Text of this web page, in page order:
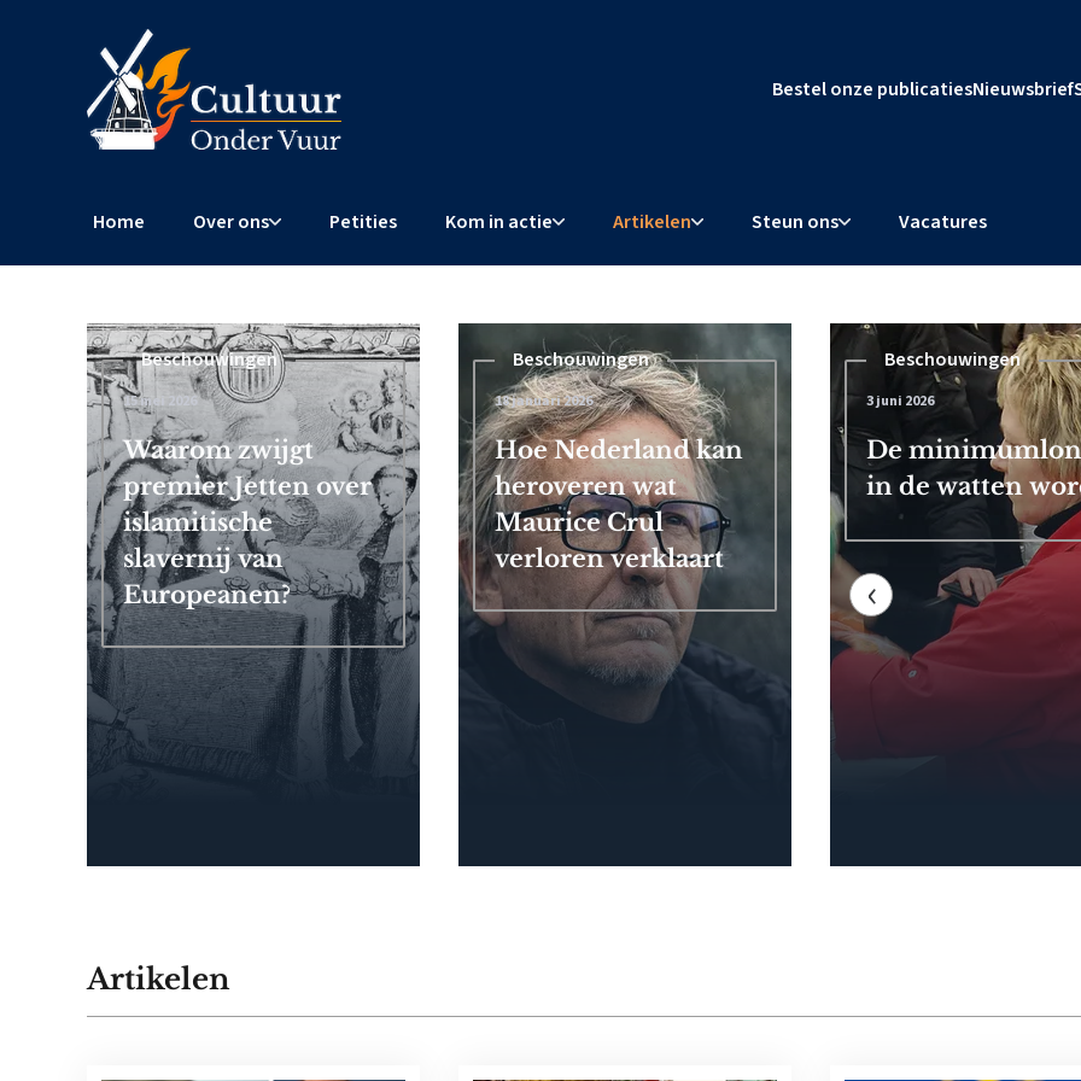
Bestel onze publicatiesNieuwsbrief
Home Over ons Petities Kom in actie Artikelen Steun ons Vacatures
Beschouwingen
15 mei 2026
Waarom zwijgt
premier Jetten over
islamitische
slavernij van
Europeanen?
Beschouwingen
18 januari 2026
Hoe Nederland kan
heroveren wat
Maurice Crul
verloren verklaart
Beschouwingen
4 februari 2026
Censuurschandaal EU: Brussel dwingt
wereldwijde censuur af
Beschouwingen
3 juni 2026
De
in de watten
‹
Artikelen